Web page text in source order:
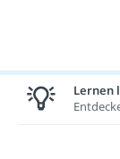
Lernen